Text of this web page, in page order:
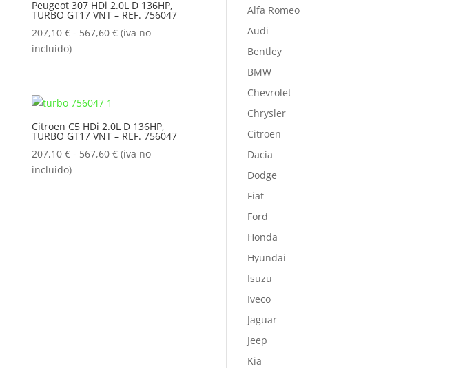
Peugeot 307 HDi 2.0L D 136HP,
TURBO GT17 VNT – REF. 756047
207,10 € - 567,60 €Rango
567,60 €
(iva no
incluido)
Citroen C5 HDi 2.0L D 136HP,
TURBO GT17 VNT – REF. 756047
207,10 € - 567,60 €Rango
(iva no
incluido)
Alfa Romeo
Audi
Bentley
BMW
Chevrolet
Chrysler
Citroen
Dacia
Dodge
Fiat
Ford
Honda
Hyundai
Isuzu
Iveco
Jaguar
Jeep
Kia